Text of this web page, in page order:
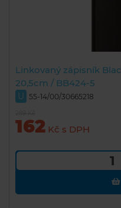
Linkovaný zápisník
20,5cm / BB424-5
U 55-14/00/30665218
162 Kč s DPH